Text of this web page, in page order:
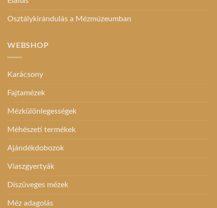
Osztálykirándulás a Mézmúzeumban
WEBSHOP
Karácsony
Fajtamézek
Mézkülönlegességek
Méhészeti termékek
Ajándékdobozok
Viaszgyertyák
Díszüveges mézek
Méz adagolás